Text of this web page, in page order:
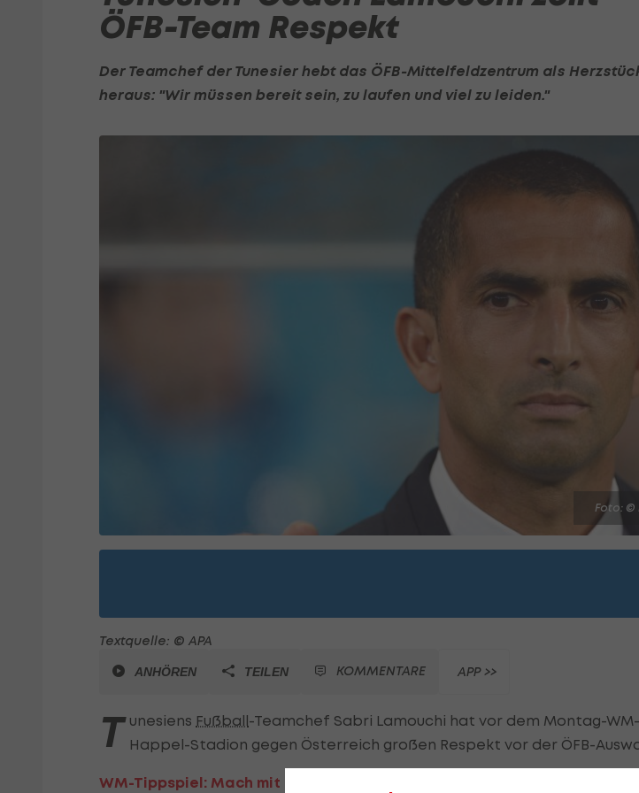
ÖFB-Team Respekt
Der Teamchef der Tunesier hebt das ÖFB-Mittelfeldzentrum als
heraus: "Wir müssen bereit sein, zu laufen und viel zu leiden."
Foto: ©
Textquelle: © APA
ANHÖREN TEILEN KOMMENTARE APP >>
T unesiens Fußball-Teamchef Sabri Lamouchi hat vor dem Montag-
Happel-Stadion gegen Österreich großen Respekt vor der ÖFB-
WM-Tippspiel: Mach mit und gewinne Fußball-Reisen & VIP-Tickets >>>